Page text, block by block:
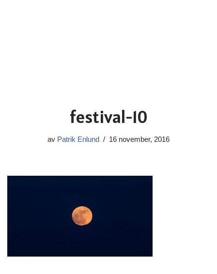
festival-10
av Patrik Enlund 16 november, 2016